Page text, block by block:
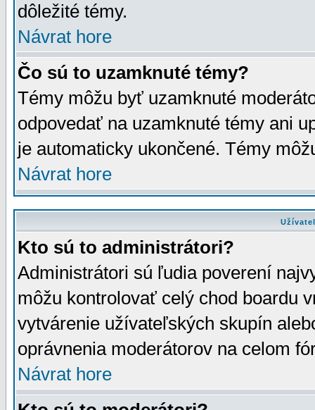
dôležité témy.
Návrat hore
Čo sú to uzamknuté témy?
Témy môžu byť uzamknuté
odpovedať na uzamknuté témy ani
je automaticky ukončené. Témy
Návrat hore
Kto sú to administrátori?
Administrátori sú ľudia poverení
môžu kontrolovať celý chod boardu
vytvárenie užívateľských skupín
oprávnenia moderátorov na celom
Návrat hore